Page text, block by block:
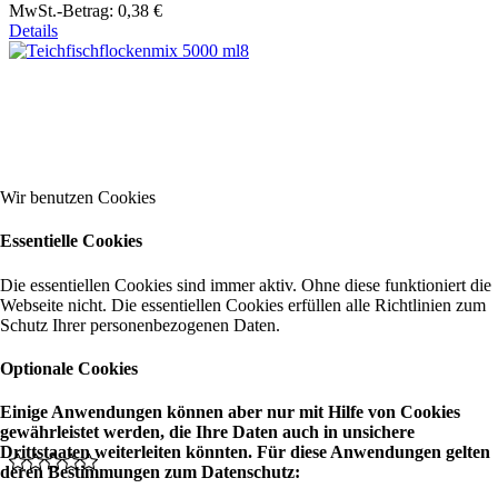
MwSt.-Betrag: 0,38 €
Details
Wir benutzen Cookies
Essentielle Cookies
Die essentiellen Cookies sind immer aktiv. Ohne diese funktioniert die
Webseite nicht. Die essentiellen Cookies erfüllen alle Richtlinien zum
Schutz Ihrer personenbezogenen Daten.
Optionale Cookies
Einige Anwendungen können aber nur mit Hilfe von Cookies
gewährleistet werden, die Ihre Daten auch in unsichere
Drittstaaten weiterleiten könnten. Für diese Anwendungen gelten
deren Bestimmungen zum Datenschutz: